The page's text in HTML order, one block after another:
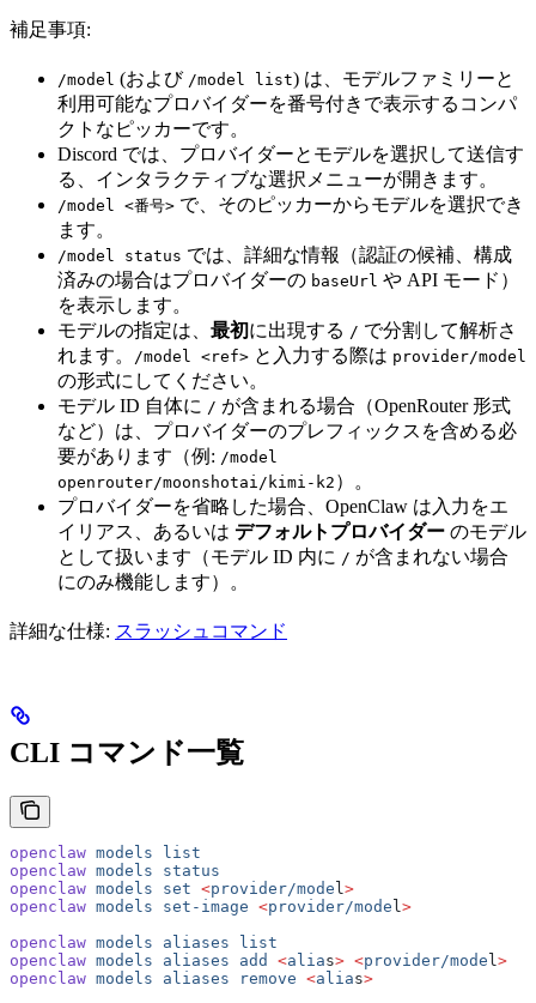
補足事項:
/model (および /model list) は、モデルファミリーと
利用可能なプロバイダーを番号付きで表示するコンパ
クトなピッカーです。
Discord では、プロバイダーとモデルを選択して送信す
る、インタラクティブな選択メニューが開きます。
/model <番号> で、そのピッカーからモデルを選択でき
ます。
/model status では、詳細な情報（認証の候補、構成
済みの場合はプロバイダーの baseUrl や API モード）
を表示します。
モデルの指定は、 最初に出現する / で分割して解析さ
れます。
/model <ref> と入力する際は provider/model
の形式にしてください。
モデル ID 自体に / が含まれる場合（OpenRouter 形式
など）は、プロバイダーのプレフィックスを含める必
要があります（例: /model
openrouter/moonshotai/kimi-k2 ）。
プロバイダーを省略した場合、OpenClaw は入力をエ
イリアス、あるいは デフォルトプロバイダー のモデル
として扱います（モデル ID 内に / が含まれない場合
にのみ機能します）。
詳細な仕様: スラッシュコマンド
CLI コマンド一覧
openclaw models list
openclaw models status
openclaw models set <provider/model >
openclaw models set-image <provider/model >
openclaw models aliases list
openclaw models aliases add <alias> <provider/model >
openclaw models aliases remove <alias>